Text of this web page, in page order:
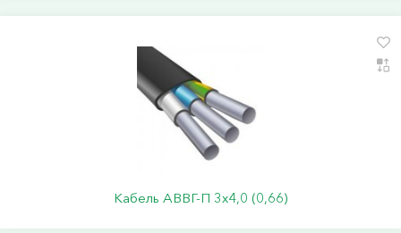
Кабель АВВГ-П 3х4,0 (0,66)